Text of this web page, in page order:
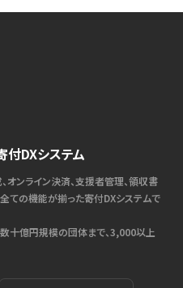
付DXシステム
オンライン決済、支援者管理、領収書
ての機能が揃った寄付DXシステムで
十億円規模の団体まで、3,000以上